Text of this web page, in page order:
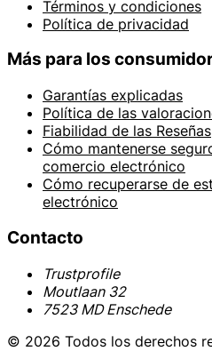
Términos y condiciones
Política de privacidad
Más para los
Garantías explicadas
Política de las
Fiabilidad de las Reseñas
Cómo mantenerse
comercio electrónico
Cómo recuperarse de
electrónico
Contacto
Trustprofile
Moutlaan 32
7523 MD Enschede
© 2026 Todos los derechos